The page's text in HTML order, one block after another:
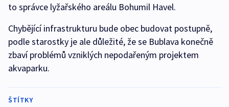
to správce lyžařského areálu Bohumil Havel.
Chybějící infrastrukturu bude obec budovat postupně,
podle starostky je ale důležité, že se Bublava konečně
zbaví problémů vzniklých nepodařeným projektem
akvaparku.
ŠTÍTKY